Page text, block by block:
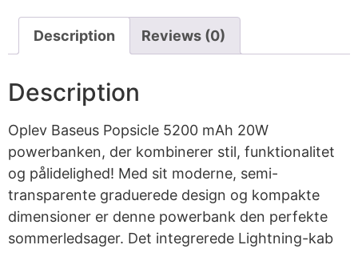
Description Reviews (0)
Description
Oplev Baseus Popsicle 5200 mAh 20W
powerbanken, der kombinerer stil, funktionalitet
og pålidelighed! Med sit moderne, semi-
transparente graduerede design og kompakte
dimensioner er denne powerbank den perfekte
sommerledsager. Det integrerede Lightning-kab